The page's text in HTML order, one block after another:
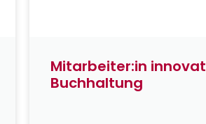
Mitarbeiter:in
Buchhaltung